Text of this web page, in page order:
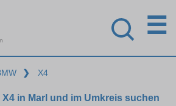
☰
❯ X4
in Marl und im Umkreis suchen